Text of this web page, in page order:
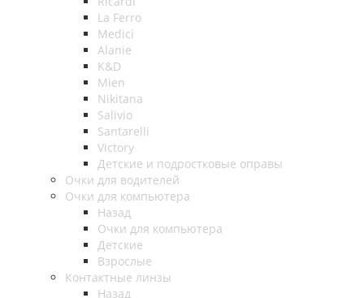
La Ferro
Medici
Alanie
K&D
Mien
Nikitana
Salivio
Santarelli
Victory
Детские и подростковые оправы
Очки для водителей
Очки для компьютера
Назад
Очки для компьютера
Детские
Взрослые
Контактные линзы
Назад